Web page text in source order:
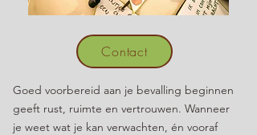
Contact
Goed voorbereid aan je bevalling beginnen
geeft rust, ruimte en vertrouwen. Wanneer
je weet wat je kan verwachten, én vooraf